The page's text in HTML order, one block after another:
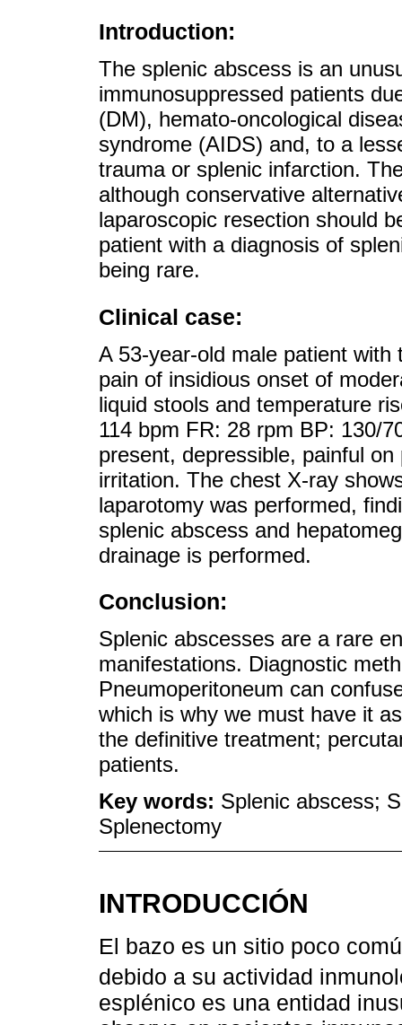
Introduction:
The splenic abscess is an
immunosuppressed patients
(DM), hemato-oncological
syndrome (AIDS) and, to a
trauma or splenic infarction.
although conservative
laparoscopic resection should
patient with a diagnosis of
being rare.
Clinical case:
A 53-year-old male patient
pain of insidious onset of
liquid stools and temperature
114 bpm FR: 28 rpm BP: 130/
present, depressible, painful
irritation. The chest X-ray
laparotomy was performed,
splenic abscess and
drainage is performed.
Conclusion:
Splenic abscesses are a rare
manifestations. Diagnostic
Pneumoperitoneum can
which is why we must have it
the definitive treatment;
patients.
Key words: Splenic abscess;
Splenectomy
INTRODUCCIÓN
El bazo es un sitio poco
debido a su actividad
esplénico es una entidad